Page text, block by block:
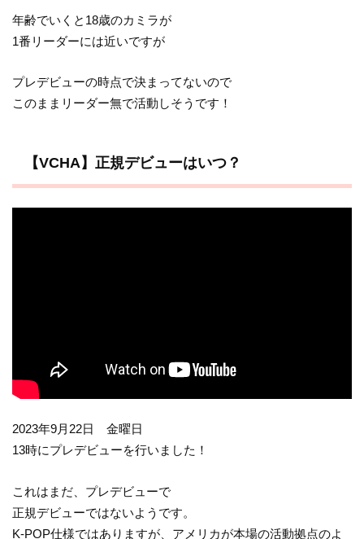
年齢でいくと18歳のカミラが
1番リーダーには近いですが
プレデビューの時点で決まってないので
このままリーダー無で活動しそうです！
【VCHA】正規デビューはいつ？
2023年9月22日 金曜日
13時にプレデビューを行いました！
これはまだ、プレデビューで
正規デビューではないようです。
K-POP仕様ではありますが、アメリカが本場の活動拠点のよ